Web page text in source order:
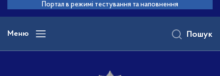
основного
вмісту
Портал в режимі тестування та наповнення
Меню Пошук